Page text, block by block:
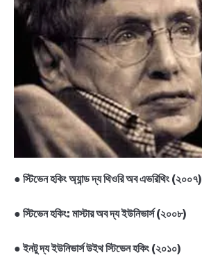
● স্টিভেন হকিং অ্যান্ড দ্য থিওরি অব এভরিথিং (২০০৭)
● স্টিভেন হকিং: মাস্টার অব দ্য ইউনিভার্স (২০০৮)
●ইনটু দ্য ইউনিভার্স উইথ স্টিভেন হকিং (২০১০)